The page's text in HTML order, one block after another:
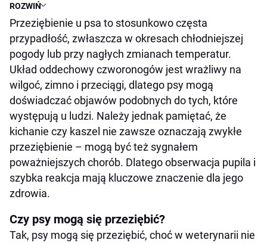
ROZWIŃIle trwa przeziębienie u psa?
Przeziębienie u psa – domowe sposoby
Jak leczyć przeziębienie u psa?
Przeziębienie u psa – co podać?
Kiedy iść do weterynarza?
Czy przeziębienie u psa jest groźne?
Jak zapobiegać przeziębieniu u psa?
Podsumowanie
Przeziębienie u psa to stosunkowo częsta
przypadłość, zwłaszcza w okresach chłodniejszej
pogody lub przy nagłych zmianach temperatur.
Układ oddechowy czworonogów jest wrażliwy na
wilgoć, zimno i przeciągi, dlatego psy mogą
doświadczać objawów podobnych do tych, które
występują u ludzi. Należy jednak pamiętać, że
kichanie czy kaszel nie zawsze oznaczają zwykłe
przeziębienie – mogą być też sygnałem
poważniejszych chorób. Dlatego obserwacja pupila i
szybka reakcja mają kluczowe znaczenie dla jego
zdrowia.
Czy psy mogą się przeziębić?
Tak, psy mogą się przeziębić, choć w weterynarii nie